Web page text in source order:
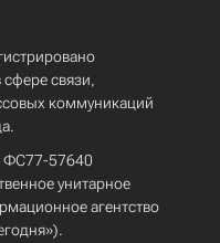
связи,
коммуникаций
ФС77-57640
унитарное
агентство